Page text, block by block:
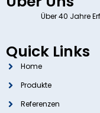
Über 40 Jahre
Quick Links
Home
Produkte
Referenzen